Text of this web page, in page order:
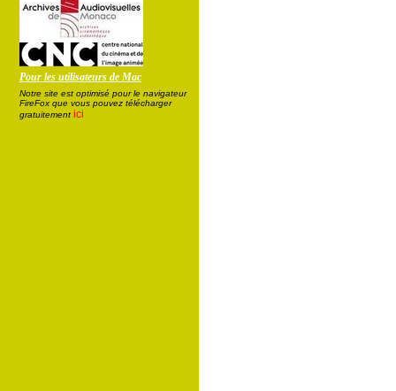
Pour les utilisateurs de Mac
Notre site est optimisé pour le navigateur
FireFox que vous pouvez télécharger
gratuitement ici